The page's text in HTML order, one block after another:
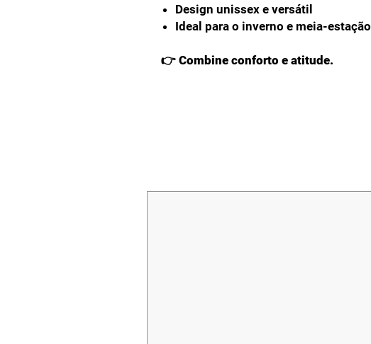
Design unissex e versátil
Ideal para o inverno e meia-estação
👉 Combine conforto e atitude.